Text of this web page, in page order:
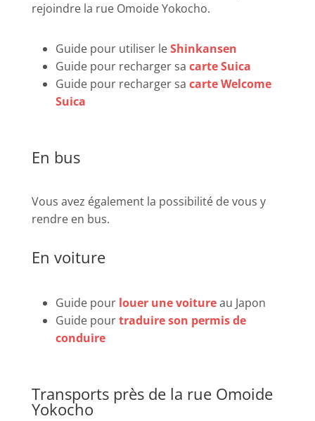
rejoindre la rue Omoide Yokocho.
Guide pour utiliser leShinkansen
Guide pour recharger sa carte Suica
Guide pour recharger sa carte Welcome
Suica
En bus
Vous avez également la possibilité de vous y
rendre en bus.
En voiture
Guide pour louer une voitureau Japon
Guide pourtraduire son permis de
conduire
Transports près de la rue Omoide
Yokocho